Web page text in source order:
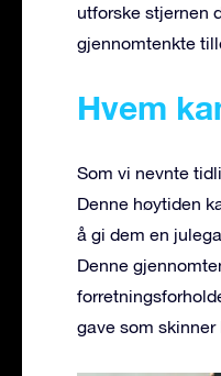
utforske stjernen
gjennomtenkte
Hvem
Som vi nevnte
Denne høytiden
å gi dem en
Denne
gave som